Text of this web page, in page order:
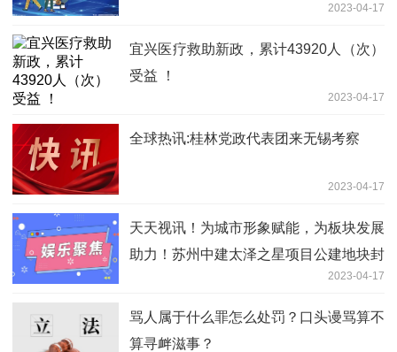
2023-04-17
宜兴医疗救助新政，累计43920人（次）
受益 ！
2023-04-17
全球热讯:桂林党政代表团来无锡考察
2023-04-17
天天视讯！为城市形象赋能，为板块发展
助力！苏州中建太泽之星项目公建地块封
2023-04-17
骂人属于什么罪怎么处罚？口头谩骂算不
算寻衅滋事？